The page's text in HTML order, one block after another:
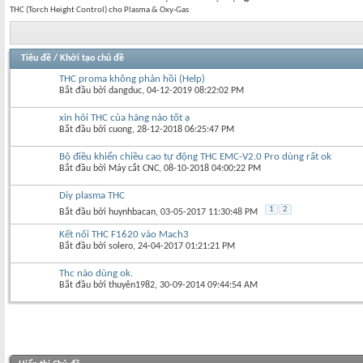
THC (Torch Height Control) cho Plasma & Oxy-Gas
Tiêu đề / Khởi tạo chủ đề
THC proma không phản hồi (Help)
Bắt đầu bởi dangduc‎, 04-12-2019 08:22:02 PM
xin hỏi THC của hãng nào tốt ạ
Bắt đầu bởi cuong‎, 28-12-2018 06:25:47 PM
Bộ điều khiển chiều cao tự động THC EMC-V2.0 Pro dùng rất ok
Bắt đầu bởi Máy cắt CNC‎, 08-10-2018 04:00:22 PM
Diy plasma THC
Bắt đầu bởi huynhbacan‎, 03-05-2017 11:30:48 PM 1 2
Kết nối THC F1620 vào Mach3
Bắt đầu bởi solero‎, 24-04-2017 01:21:21 PM
Thc nào dùng ok.
Bắt đầu bởi thuyên1982‎, 30-09-2014 09:44:54 AM